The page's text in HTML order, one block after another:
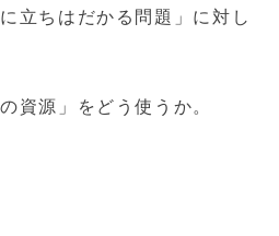
立ちはだかる問題」に対し
資源」をどう使うか。